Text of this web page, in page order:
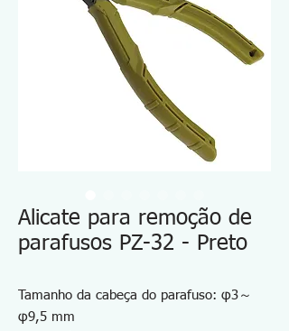
Alicate para remoção de
parafusos PZ-32 - Preto
Tamanho da cabeça do parafuso: φ3～
φ9,5 mm